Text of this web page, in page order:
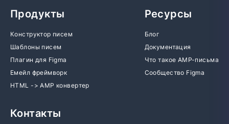
Продукты
Конструктор писем
Шаблоны писем
Плагин для Figma
Емейл фреймворк
HTML -> AMP конвертер
Ресурсы
Блог
Документация
Что такое AMP-письма
Сообщество Figma
Контакты